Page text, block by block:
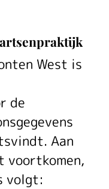
West is
de
Aan
voortkomen,
volgt: